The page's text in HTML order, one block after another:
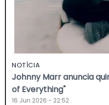
NOTÍCIA
Johnny Marr anuncia
of Everything"
16 Jun 2026 - 22:52